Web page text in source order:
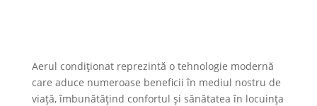
Aerul condiționat reprezintă o tehnologie modernă
care aduce numeroase beneficii în mediul nostru de
viață, îmbunătățind confortul și sănătatea în locuința